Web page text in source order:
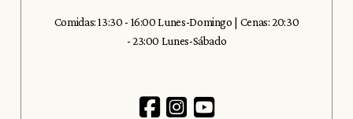
Comidas: 13:30 - 16:00 Lunes-Domingo | Cenas: 20:30
- 23:00 Lunes-Sábado